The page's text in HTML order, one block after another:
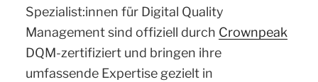
Spezialist:innen für Digital Quality
Management sind offiziell durch Crownpeak
DQM-zertifiziert und bringen ihre
umfassende Expertise gezielt in